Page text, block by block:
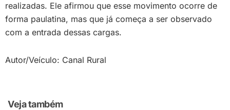
realizadas. Ele afirmou que esse movimento ocorre de
forma paulatina, mas que já começa a ser observado
com a entrada dessas cargas.
Autor/Veículo: Canal Rural
Veja também